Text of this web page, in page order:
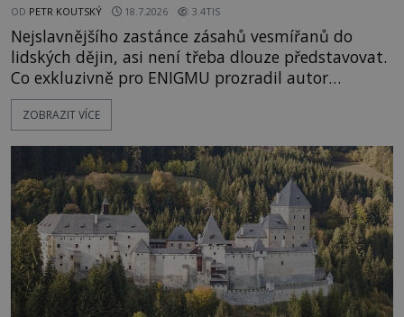
OD PETR KOUTSKÝ 18.7.2026 3.4TIS
Nejslavnějšího zastánce zásahů vesmířanů do
lidských dějin, asi není třeba dlouze představovat.
Co exkluzivně pro ENIGMU prozradil autor
Vzpomínek na budoucnost, švýcarský badatel
Erich von Däniken? Orbitální stanice Viking 1
je umělá družice od povrchu Marsu vzdálena asi
1873 kilometrů, nachá
ZOBRAZIT VÍCE